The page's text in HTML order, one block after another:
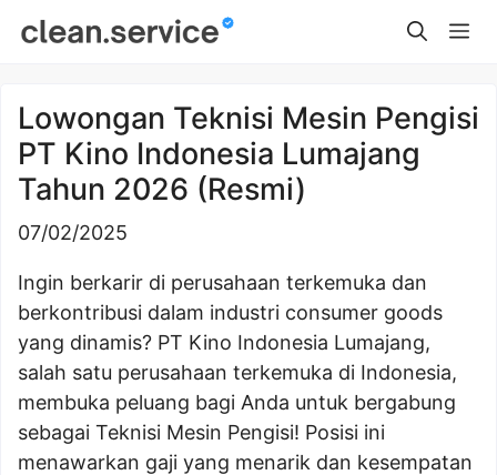
Lowongan Teknisi Mesin Pengisi
PT Kino Indonesia Lumajang
Tahun 2026 (Resmi)
07/02/2025
Ingin berkarir di perusahaan terkemuka dan
berkontribusi dalam industri consumer goods
yang dinamis? PT Kino Indonesia Lumajang,
salah satu perusahaan terkemuka di Indonesia,
membuka peluang bagi Anda untuk bergabung
sebagai Teknisi Mesin Pengisi! Posisi ini
menawarkan gaji yang menarik dan kesempatan